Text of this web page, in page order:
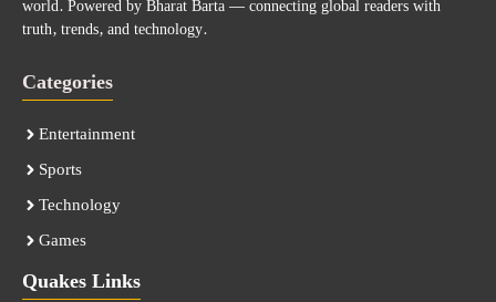
world. Powered by Bharat Barta — connecting global readers with
truth, trends, and technology.
Categories
Entertainment
Sports
Technology
Games
Quakes Links